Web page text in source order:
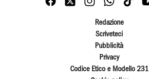
Redazione
Scriveteci
Pubblicità
Privacy
Codice Etico e Modello 231